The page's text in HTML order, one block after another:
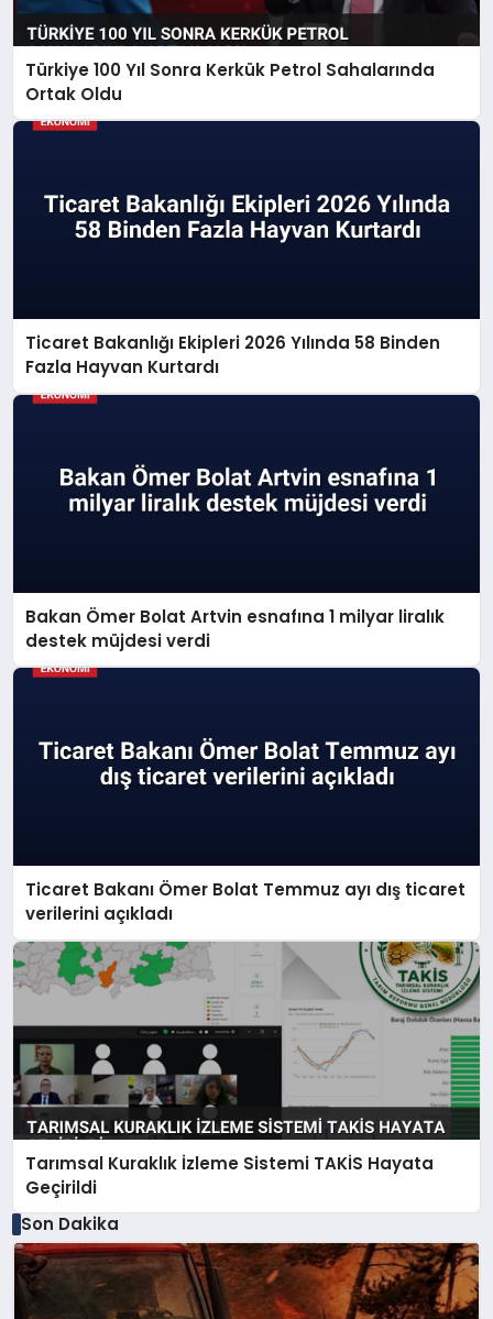
Türkiye 100 Yıl Sonra Kerkük Petrol Sahalarında
Ortak Oldu
Ticaret Bakanlığı Ekipleri 2026 Yılında 58 Binden
Fazla Hayvan Kurtardı
Bakan Ömer Bolat Artvin esnafına 1 milyar liralık
destek müjdesi verdi
Ticaret Bakanı Ömer Bolat Temmuz ayı dış ticaret
verilerini açıkladı
Tarımsal Kuraklık İzleme Sistemi TAKİS Hayata
Geçirildi
Son Dakika